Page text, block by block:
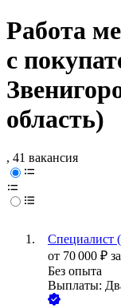
Работа
с
область)
, 41 вакансия
Специалист
от 70 000 ₽
Без опыта
Выплаты: